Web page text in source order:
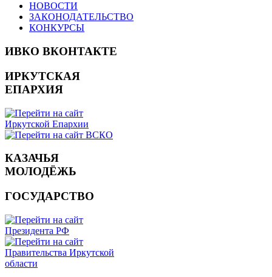
НОВОСТИ
ЗАКОНОДАТЕЛЬСТВО
КОНКУРСЫ
ИВКО ВКОНТАКТЕ
ИРКУТСКАЯ
ЕПАРХИЯ
КАЗАЧЬЯ
МОЛОДЁЖЬ
ГОСУДАРСТВО